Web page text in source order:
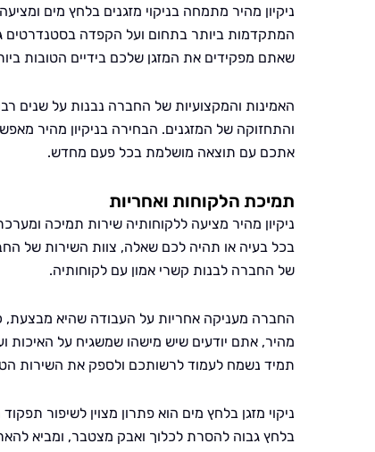
ניקיון מהיר מתמחה בניקוי מזגנים בלחץ מים
המתקדמות ביותר בתחום ועל הקפדה בסטנדרטים
שאתם מפקידים את המזגן שלכם בידיים הטובות
האמינות והמקצועיות של החברה נבנות על שנים
והתחזוקה של המזגנים. הבחירה בניקיון מהיר
אתכם עם תוצאה מושלמת בכל פעם מחדש.
תמיכת הלקוחות ואחריות
ניקיון מהיר מציעה ללקוחותיה שירות תמיכה
בכל בעיה או תהיה לכם שאלה, צוות השירות של
של החברה לבנות קשרי אמון עם לקוחותיה.
החברה מעניקה אחריות על העבודה שהיא מבצעת,
מהיר, אתם יודעים שיש מישהו שמשגיח על האיכות
תמיד נשמח לעמוד לרשותכם ולספק את השירות
ניקוי מזגן בלחץ מים הוא פתרון מצוין לשיפור
בלחץ גבוה להסרת לכלוך ואבק מצטבר, ומביא